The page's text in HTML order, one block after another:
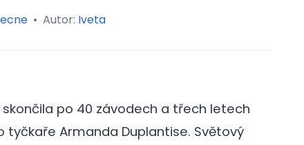
• Autor: Iveta
po 40 závodech a třech letech
tyčkaře Armanda Duplantise. Světový